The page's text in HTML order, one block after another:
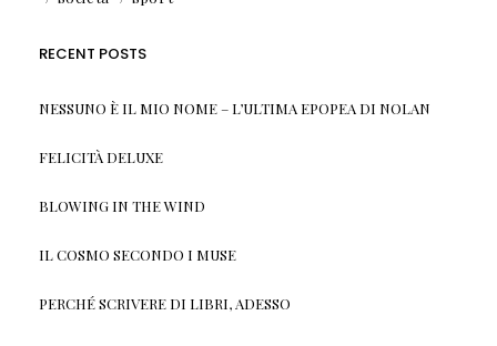
RECENT POSTS
NESSUNO È IL MIO NOME – L’ULTIMA EPOPEA DI NOLAN
FELICITÀ DELUXE
BLOWING IN THE WIND
IL COSMO SECONDO I MUSE
PERCHÉ SCRIVERE DI LIBRI, ADESSO